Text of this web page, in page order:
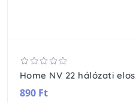
890 Ft